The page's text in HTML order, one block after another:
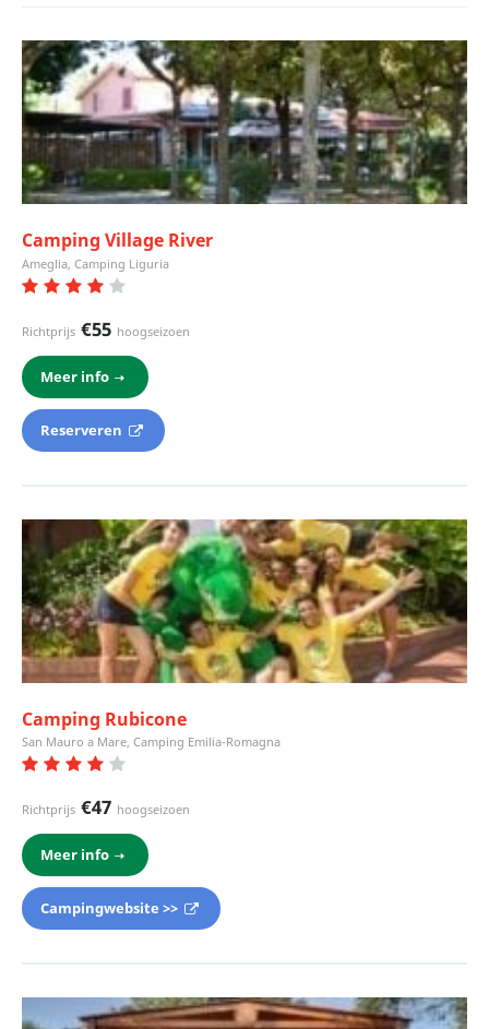
Camping Village River
Ameglia, Camping Liguria
Richtprijs €55 hoogseizoen
Meer info
Reserveren
Camping Rubicone
San Mauro a Mare, Camping Emilia-Romagna
Richtprijs €47 hoogseizoen
Meer info
Campingwebsite >>